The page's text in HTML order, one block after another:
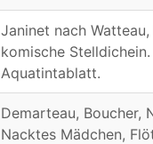
Janinet nach Watteau,
komische Stelldichein.
Aquatintablatt.
Demarteau, Boucher,
Nacktes Mädchen,